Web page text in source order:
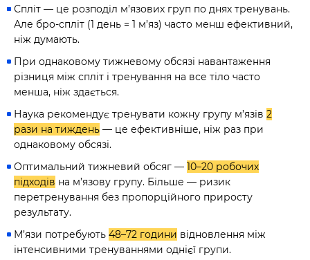
Спліт — це розподіл м’язових груп по днях тренувань.
Але бро-спліт (1 день = 1 м’яз) часто менш ефективний,
ніж думають.
При однаковому тижневому обсязі навантаження
різниця між спліт і тренування на все тіло часто
менша, ніж здається.
Наука рекомендує тренувати кожну групу м’язів 2
рази на тиждень — це ефективніше, ніж раз при
однаковому обсязі.
Оптимальний тижневий обсяг — 10–20 робочих
підходів на м’язову групу. Більше — ризик
перетренування без пропорційного приросту
результату.
М’язи потребують 48–72 години відновлення між
інтенсивними тренуваннями однієї групи.